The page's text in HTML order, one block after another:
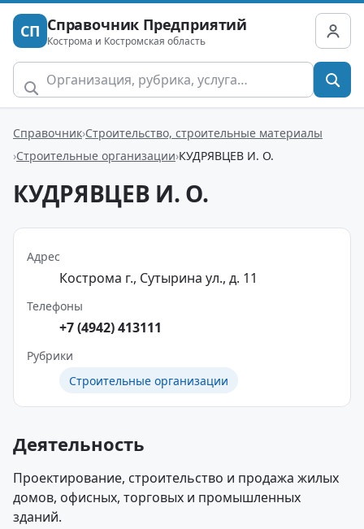
СП Справочник Предприятий
Кострома и Костромская область
Справочник Строительство, строительные материалы
Строительные организации КУДРЯВЦЕВ И. О.
КУДРЯВЦЕВ И. О.
Адрес
Кострома г., Сутырина ул., д. 11
Телефоны
+7 (4942) 413111
Рубрики
Строительные организации
Деятельность
Проектирование, строительство и продажа жилых
домов, офисных, торговых и промышленных
зданий.